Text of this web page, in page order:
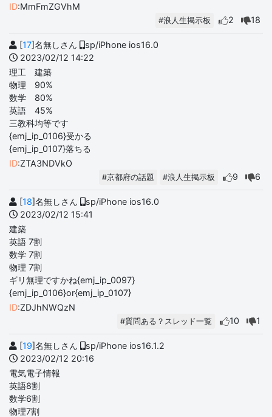
ID:MmFmZGVhM
#浪人生掲示板 2 18
[17]名無しさん
sp/iPhone ios16.0
2023/02/12 14:22
理工 建築
物理 90%
数学 80%
英語 45%
三教科均等です
{emj_ip_0106}受かる
{emj_ip_0107}落ちる
ID:ZTA3NDVkO
#京都府の話題 #浪人生掲示板 9 6
[18]名無しさん
sp/iPhone ios16.0
2023/02/12 15:41
建築
英語 7割
数学 7割
物理 7割
ギリ無理ですかね{emj_ip_0097}
{emj_ip_0106}or{emj_ip_0107}
ID:ZDJhNWQzN
#質問ある？スレッド一覧 10 1
[19]名無しさん
sp/iPhone ios16.1.2
2023/02/12 20:16
電気電子情報
英語8割
数学6割
物理7割